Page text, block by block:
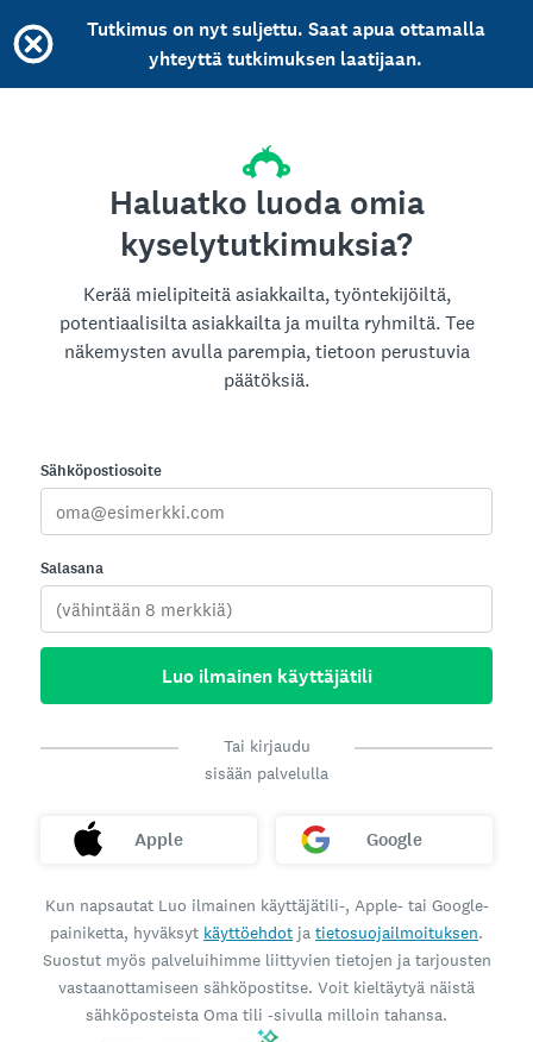
Tutkimus on nyt suljettu. Saat apua ottamalla
yhteyttä tutkimuksen laatijaan.
Haluatko luoda omia
kyselytutkimuksia?
Kerää mielipiteitä asiakkailta, työntekijöiltä,
potentiaalisilta asiakkailta ja muilta ryhmiltä. Tee
näkemysten avulla parempia, tietoon perustuvia
päätöksiä.
Sähköpostiosoite
Salasana
Luo ilmainen käyttäjätili
Tai kirjaudu
sisään palvelulla
Apple Google
Kun napsautat Luo ilmainen käyttäjätili-, Apple- tai Google-
painiketta, hyväksyt käyttöehdot ja tietosuojailmoituksen.
Suostut myös palveluihimme liittyvien tietojen ja tarjousten
vastaanottamiseen sähköpostitse. Voit kieltäytyä näistä
sähköposteista Oma tili ‑sivulla milloin tahansa.